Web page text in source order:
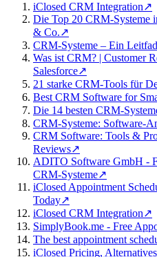
iClosed CRM Integration↗
Die Top 20 CRM-Systeme
& Co.↗
CRM-Systeme – Ein
Was ist CRM? | Customer
Salesforce↗
21 starke CRM-Tools für
Best CRM Software for
Die 14 besten CRM-
CRM-Systeme: Software-
CRM Software: Tools &
Reviews↗
ADITO Software GmbH -
CRM-Systeme↗
iClosed Appointment
Today↗
iClosed CRM Integration↗
SimplyBook.me - Free
The best appointment
iClosed Pricing,